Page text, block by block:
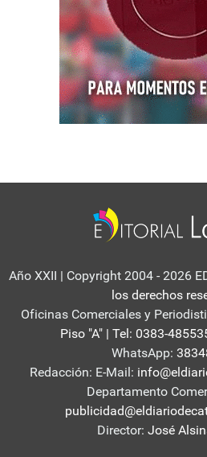
Año XXII | Copyright 2004 - 2026
los derechos
Oficinas Comerciales y
Piso "A" | Tel: 0383-
WhatsApp:
Redacción: E-Mail:
Departamento
Director: José